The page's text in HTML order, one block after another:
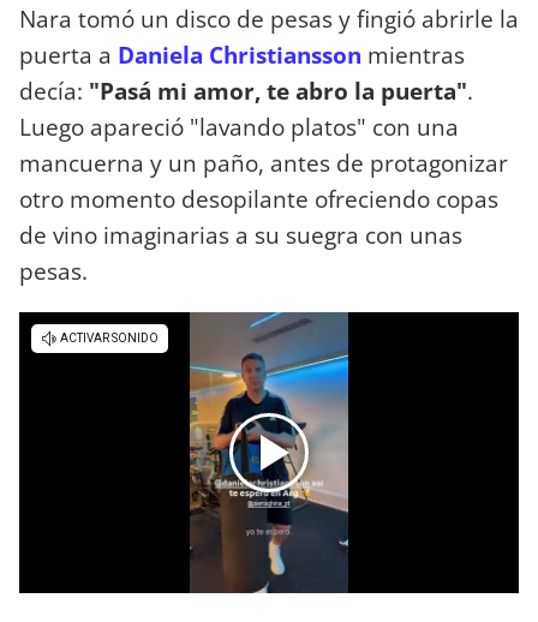
Nara tomó un disco de pesas y fingió abrirle la
puerta a Daniela Christiansson mientras
decía: "Pasá mi amor, te abro la puerta".
Luego apareció "lavando platos" con una
mancuerna y un paño, antes de protagonizar
otro momento desopilante ofreciendo copas
de vino imaginarias a su suegra con unas
pesas.